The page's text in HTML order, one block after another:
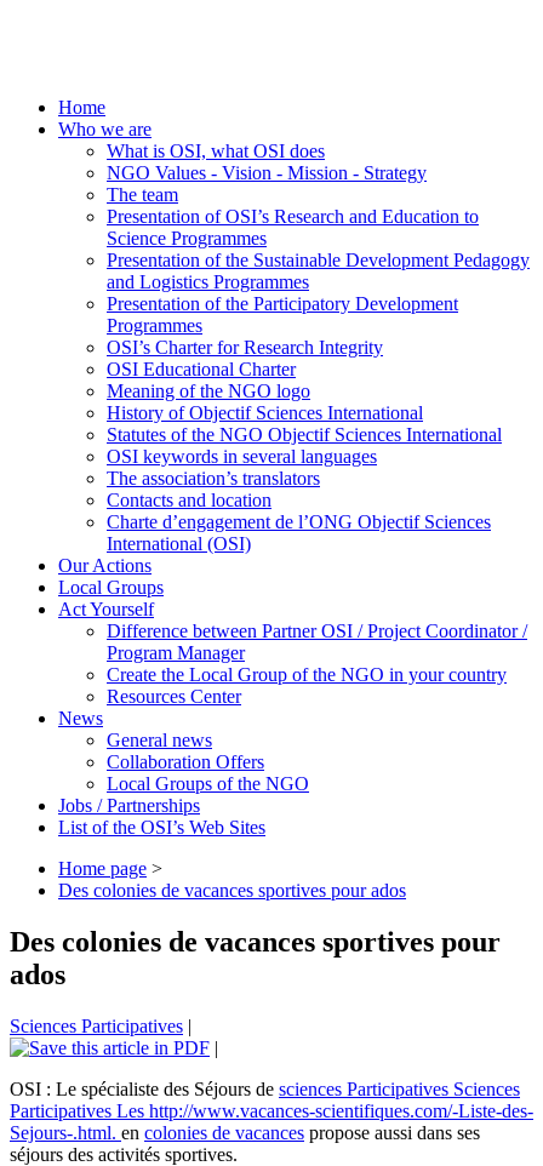
Home
Who we are
What is OSI, what OSI does
NGO Values - Vision - Mission - Strategy
The team
Presentation of OSI’s Research and Education to
Science Programmes
Presentation of the Sustainable Development Pedagogy
and Logistics Programmes
Presentation of the Participatory Development
Programmes
OSI’s Charter for Research Integrity
OSI Educational Charter
Meaning of the NGO logo
History of Objectif Sciences International
Statutes of the NGO Objectif Sciences International
OSI keywords in several languages
The association’s translators
Contacts and location
Charte d’engagement de l’ONG Objectif Sciences
International (OSI)
Our Actions
Local Groups
Act Yourself
Difference between Partner OSI / Project Coordinator /
Program Manager
Create the Local Group of the NGO in your country
Resources Center
News
General news
Collaboration Offers
Local Groups of the NGO
Jobs / Partnerships
List of the OSI’s Web Sites
Home page >
Des colonies de vacances sportives pour ados
Des colonies de vacances sportives pour
ados
Sciences Participatives |
|
OSI : Le spécialiste des Séjours de sciences Participatives Sciences
Participatives Les http://www.vacances-scientifiques.com/-Liste-des-
Sejours-.html. en colonies de vacances propose aussi dans ses
séjours des activités sportives.